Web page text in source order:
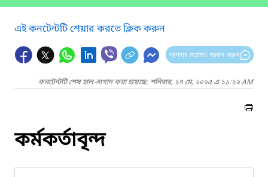
এই কনটেন্টটি শেয়ার করতে ক্লিক করুন
আপনার মতামত প্রদান করুন
কনটেন্টটি শেষ হাল-নাগাদ করা হয়েছে: শনিবার, ১৭ মে, ২০২৫ এ ১১:১২ AM
কর্মকর্তাবৃন্দ